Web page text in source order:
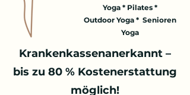
Yoga * Pilates *
Outdoor Yoga * Senioren
Yoga
Krankenkassenanerkannt –
bis zu 80 % Kostenerstattung
möglich!